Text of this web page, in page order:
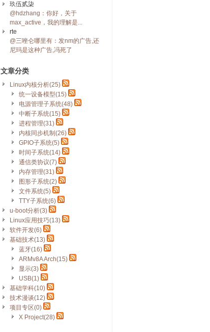
玖伍贰柒
@hdzhang：你好，关于
max_active，我的理解是...
rte
@三唑仑哪里有：发nm的广告,还
尼玛是这种广告,冯死了
文章分类
Linux内核分析(25)
统一设备模型(15)
电源管理子系统(48)
中断子系统(15)
进程管理(31)
内核同步机制(26)
GPIO子系统(5)
时间子系统(14)
通信类协议(7)
内存管理(31)
图形子系统(2)
文件系统(5)
TTY子系统(6)
u-boot分析(3)
Linux应用技巧(13)
软件开发(6)
基础技术(13)
蓝牙(16)
ARMv8A Arch(15)
显示(3)
USB(1)
基础学科(10)
技术漫谈(12)
项目专区(0)
X Project(28)